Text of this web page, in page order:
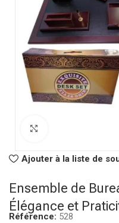
Ajouter à la liste de
Ensemble de
Élégance et
Référence: 528